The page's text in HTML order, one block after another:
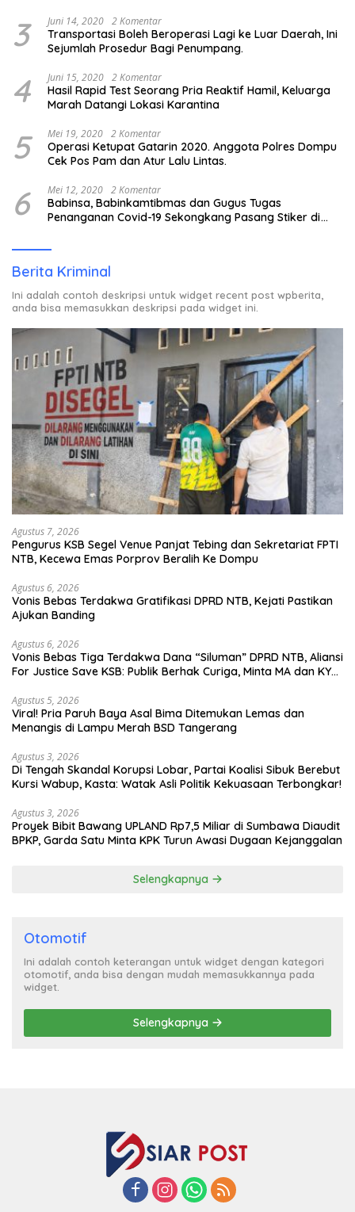
3 Juni 14, 2020 2 Komentar
Transportasi Boleh Beroperasi Lagi ke Luar Daerah, Ini
Sejumlah Prosedur Bagi Penumpang.
4 Juni 15, 2020 2 Komentar
Hasil Rapid Test Seorang Pria Reaktif Hamil, Keluarga
Marah Datangi Lokasi Karantina
5 Mei 19, 2020 2 Komentar
Operasi Ketupat Gatarin 2020. Anggota Polres Dompu
Cek Pos Pam dan Atur Lalu Lintas.
6 Mei 12, 2020 2 Komentar
Babinsa, Babinkamtibmas dan Gugus Tugas
Penanganan Covid-19 Sekongkang Pasang Stiker di
Berita Kriminal
Ini adalah contoh deskripsi untuk widget recent post wpberita,
anda bisa memasukkan deskripsi pada widget ini.
Agustus 7, 2026
Pengurus KSB Segel Venue Panjat Tebing dan Sekretariat FPTI
NTB, Kecewa Emas Porprov Beralih Ke Dompu
Agustus 6, 2026
Vonis Bebas Terdakwa Gratifikasi DPRD NTB, Kejati Pastikan
Ajukan Banding
Agustus 6, 2026
Vonis Bebas Tiga Terdakwa Dana “Siluman” DPRD NTB, Aliansi
For Justice Save KSB: Publik Berhak Curiga, Minta MA dan KY
Agustus 5, 2026
Viral! Pria Paruh Baya Asal Bima Ditemukan Lemas dan
Menangis di Lampu Merah BSD Tangerang
Agustus 3, 2026
Di Tengah Skandal Korupsi Lobar, Partai Koalisi Sibuk Berebut
Kursi Wabup, Kasta: Watak Asli Politik Kekuasaan Terbongkar!
Agustus 3, 2026
Proyek Bibit Bawang UPLAND Rp7,5 Miliar di Sumbawa Diaudit
BPKP, Garda Satu Minta KPK Turun Awasi Dugaan Kejanggalan
Selengkapnya
Otomotif
Ini adalah contoh keterangan untuk widget dengan kategori
otomotif, anda bisa dengan mudah memasukkannya pada
widget.
Selengkapnya